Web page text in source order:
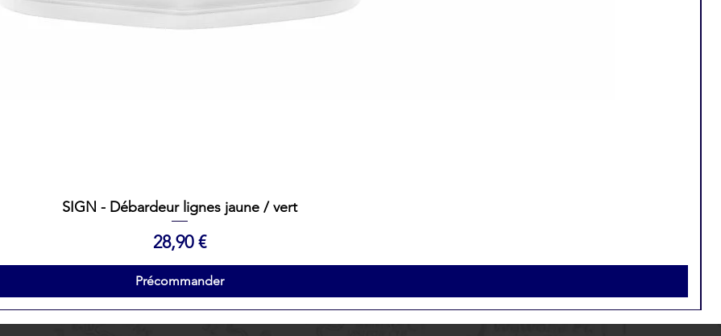
Aperçu rapide
SIGN - Débardeur lignes jaune / vert
Prix
28,90 €
Précommander